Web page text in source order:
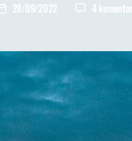
Data28/09/2022 4